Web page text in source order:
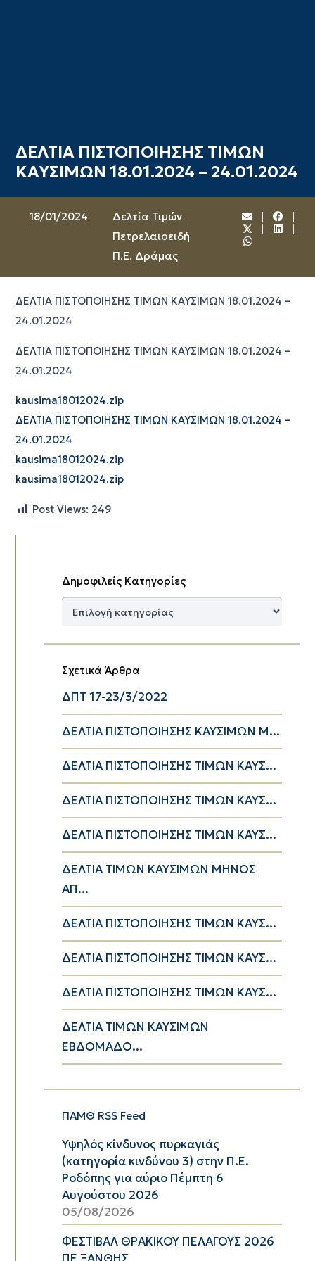
ΔΕΛΤΙΑ ΠΙΣΤΟΠΟΙΗΣΗΣ ΤΙΜΩΝ
ΚΑΥΣΙΜΩΝ 18.01.2024 – 24.01.2024
18/01/2024
Δελτία Τιμών
Πετρελαιοειδή
Π.Ε. Δράμας
ΔΕΛΤΙΑ ΠΙΣΤΟΠΟΙΗΣΗΣ ΤΙΜΩΝ ΚΑΥΣΙΜΩΝ 18.01.2024 –
24.01.2024
ΔΕΛΤΙΑ ΠΙΣΤΟΠΟΙΗΣΗΣ ΤΙΜΩΝ ΚΑΥΣΙΜΩΝ 18.01.2024 –
24.01.2024
kausima18012024.zip
ΔΕΛΤΙΑ ΠΙΣΤΟΠΟΙΗΣΗΣ ΤΙΜΩΝ ΚΑΥΣΙΜΩΝ 18.01.2024 –
24.01.2024
kausima18012024.zip
kausima18012024.zip
Post Views: 249
Δημοφιλείς Κατηγορίες
Δημοφιλείς
Σχετικά Άρθρα
ΔΠΤ 17-23/3/2022
ΔΕΛΤΙΑ ΠΙΣΤΟΠΟΙΗΣΗΣ ΚΑΥΣΙΜΩΝ Μ...
ΔΕΛΤΙΑ ΠΙΣΤΟΠΟΙΗΣΗΣ ΤΙΜΩΝ ΚΑΥΣ...
ΔΕΛΤΙΑ ΠΙΣΤΟΠΟΙΗΣΗΣ ΤΙΜΩΝ ΚΑΥΣ...
ΔΕΛΤΙΑ ΠΙΣΤΟΠΟΙΗΣΗΣ ΤΙΜΩΝ ΚΑΥΣ...
ΔΕΛΤΙΑ ΤΙΜΩΝ ΚΑΥΣΙΜΩΝ ΜΗΝΟΣ
ΑΠ...
ΔΕΛΤΙΑ ΠΙΣΤΟΠΟΙΗΣΗΣ ΤΙΜΩΝ ΚΑΥΣ...
ΔΕΛΤΙΑ ΠΙΣΤΟΠΟΙΗΣΗΣ ΤΙΜΩΝ ΚΑΥΣ...
ΔΕΛΤΙΑ ΠΙΣΤΟΠΟΙΗΣΗΣ ΤΙΜΩΝ ΚΑΥΣ...
ΔΕΛΤΙΑ ΤΙΜΩΝ ΚΑΥΣΙΜΩΝ
ΕΒΔΟΜΑΔΟ...
ΠΑΜΘ RSS Feed
Υψηλός κίνδυνος πυρκαγιάς
(κατηγορία κινδύνου 3) στην Π.Ε.
Ροδόπης για αύριο Πέμπτη 6
Αυγούστου 2026
05/08/2026
ΦΕΣΤΙΒΑΛ ΘΡΑΚΙΚΟΥ ΠΕΛΑΓΟΥΣ 2026